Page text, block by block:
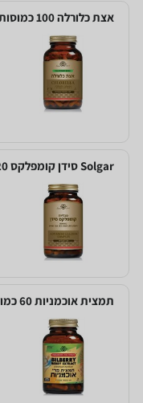
אצת כלורלה 100 כמוסות Solgar
Solgar סידן קומפלקס 120 כמוסות
תמצית אוכמניות 60 כמוסות Solgar